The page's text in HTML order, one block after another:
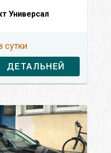
Универсал
сутки
ДЕТАЛЬНЕЙ